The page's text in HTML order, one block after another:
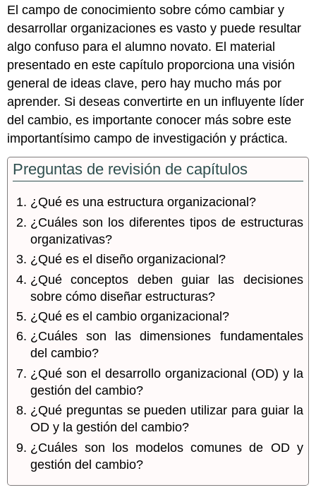
El campo de conocimiento sobre cómo cambiar y
desarrollar organizaciones es vasto y puede resultar
algo confuso para el alumno novato. El material
presentado en este capítulo proporciona una visión
general de ideas clave, pero hay mucho más por
aprender. Si deseas convertirte en un influyente líder
del cambio, es importante conocer más sobre este
importantísimo campo de investigación y práctica.
Preguntas de revisión de capítulos
¿Qué es una estructura organizacional?
¿Cuáles son los diferentes tipos de estructuras
organizativas?
¿Qué es el diseño organizacional?
¿Qué conceptos deben guiar las decisiones
sobre cómo diseñar estructuras?
¿Qué es el cambio organizacional?
¿Cuáles son las dimensiones fundamentales
del cambio?
¿Qué son el desarrollo organizacional (OD) y la
gestión del cambio?
¿Qué preguntas se pueden utilizar para guiar la
OD y la gestión del cambio?
¿Cuáles son los modelos comunes de OD y
gestión del cambio?